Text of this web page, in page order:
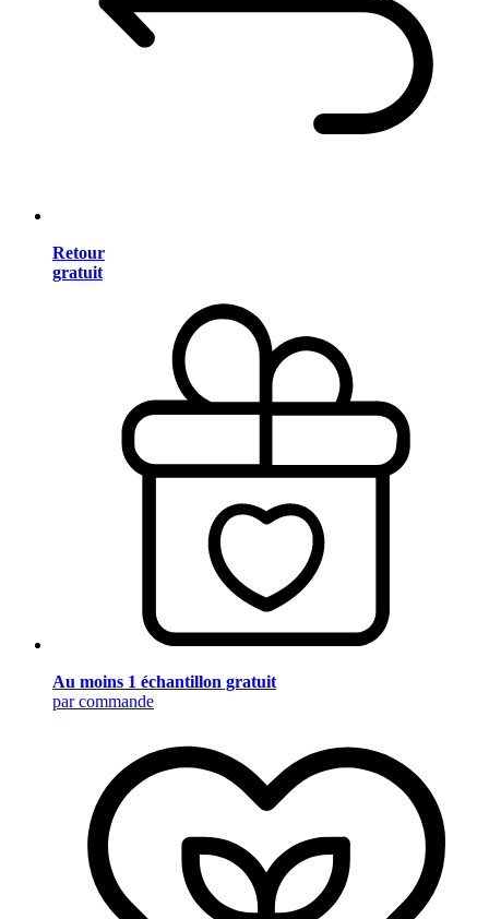
Retour
gratuit
Au moins 1 échantillon gratuit
par commande